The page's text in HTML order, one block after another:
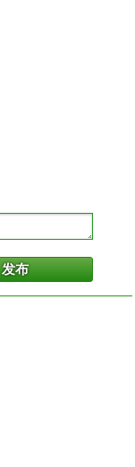
发布